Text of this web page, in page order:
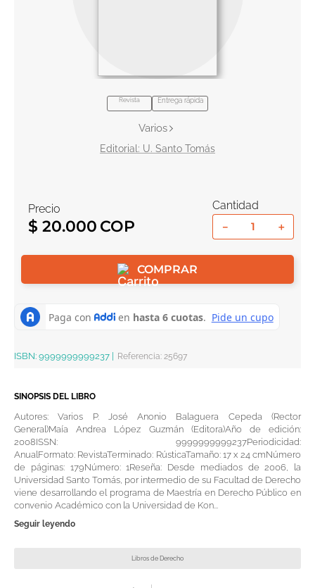
Revista Entrega rápida
Varios
U. Santo Tomás
Precio
$ 20.000
Cantidad
＋
－
COMPRAR
ISBN: 9999999999237 Referencia: 25697
SINOPSIS DEL LIBRO
Autores: Varios P. José Anonio Balaguera Cepeda (Rector
General)Maía Andrea López Guzmán (Editora)Año de edición:
2008ISSN: 9999999999237Periodicidad:
AnualFormato: RevistaTerminado: RústicaTamaño: 17 x 24 cmNúmero
de páginas: 179Número: 1Reseña: Desde mediados de 2006, la
Universidad Santo Tomás, por intermedio de su Facultad de Derecho
viene desarrollando el programa de Maestría en Derecho Público en
convenio Académico con la Universidad de Kon...
Seguir leyendo
Libros de Derecho
book haven